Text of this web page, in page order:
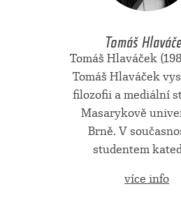
Tomáš
Tomáš Hlaváček
Tomáš Hlaváček
filozofii a mediální
Masarykově
Brně. V
studentem
více info